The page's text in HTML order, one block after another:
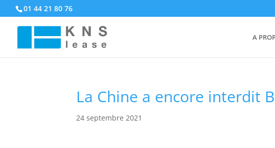
01 44 21 80 76
A
La Chine a encore interdit
24 septembre 2021